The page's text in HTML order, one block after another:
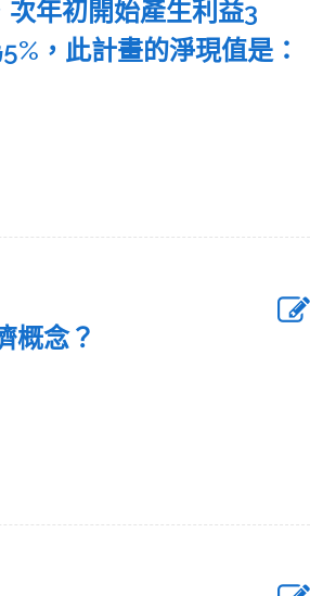
年初開始產生利益3
，此計畫的淨現值是：
概念？